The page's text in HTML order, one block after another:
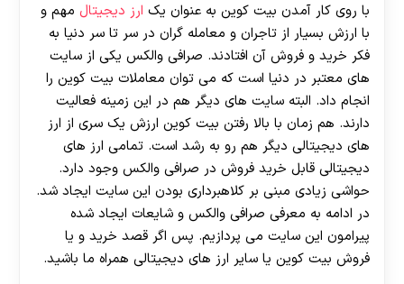
با روی کار آمدن بیت کوین به عنوان یک ارز دیجیتال مهم و
با ارزش بسیار از تاجران و معامله گران در سر تا سر دنیا به
فکر خرید و فروش آن افتادند. صرافی والکس یکی از سایت
های معتبر در دنیا است که می توان معاملات بیت کوین را
انجام داد. البته سایت های دیگر هم در این زمینه فعالیت
دارند. هم زمان با بالا رفتن بیت کوین ارزش یک سری از ارز
های دیجیتالی دیگر هم رو به رشد است. تمامی ارز های
دیجیتالی قابل خرید فروش در صرافی والکس وجود دارد.
حواشی زیادی مبنی بر کلاهبرداری بودن این سایت ایجاد شد.
در ادامه به معرفی صرافی والکس و شایعات ایجاد شده
پیرامون این سایت می پردازیم. پس اگر قصد خرید و یا
فروش بیت کوین یا سایر ارز های دیجیتالی همراه ما باشید.